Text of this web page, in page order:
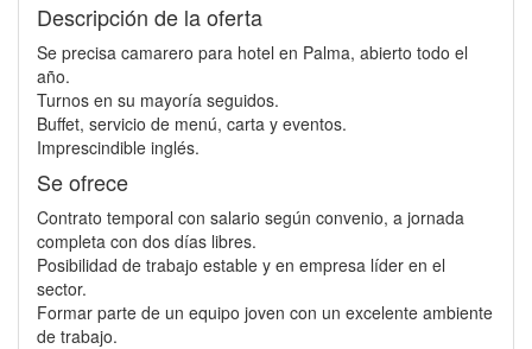
Descripción de la oferta
Se precisa camarero para hotel en Palma, abierto todo el
año.
Turnos en su mayoría seguidos.
Buffet, servicio de menú, carta y eventos.
Imprescindible inglés.
Se ofrece
Contrato temporal con salario según convenio, a jornada
completa con dos días libres.
Posibilidad de trabajo estable y en empresa líder en el
sector.
Formar parte de un equipo joven con un excelente ambiente
de trabajo.